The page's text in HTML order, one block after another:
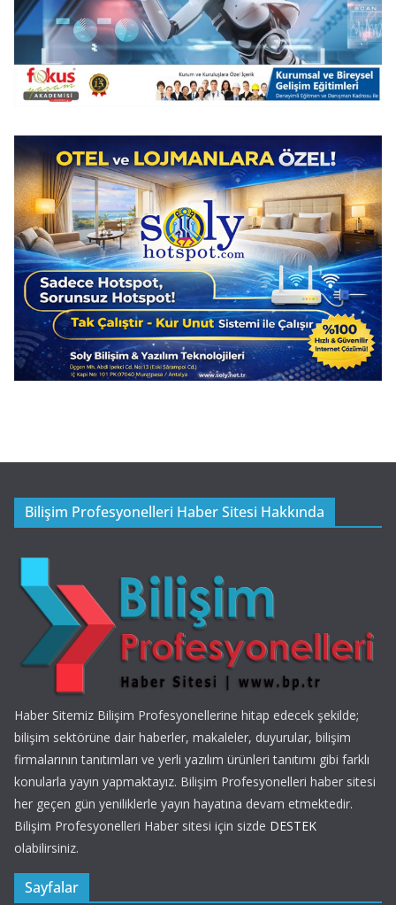
Bilişim Profesyonelleri Haber Sitesi Hakkında
Haber Sitemiz Bilişim Profesyonellerine hitap edecek şekilde;
bilişim sektörüne dair haberler, makaleler, duyurular, bilişim
firmalarının tanıtımları ve yerli yazılım ürünleri tanıtımı gibi farklı
konularla yayın yapmaktayız. Bilişim Profesyonelleri haber sitesi
her geçen gün yeniliklerle yayın hayatına devam etmektedir.
Bilişim Profesyonelleri Haber sitesi için sizde DESTEK
olabilirsiniz.
Sayfalar